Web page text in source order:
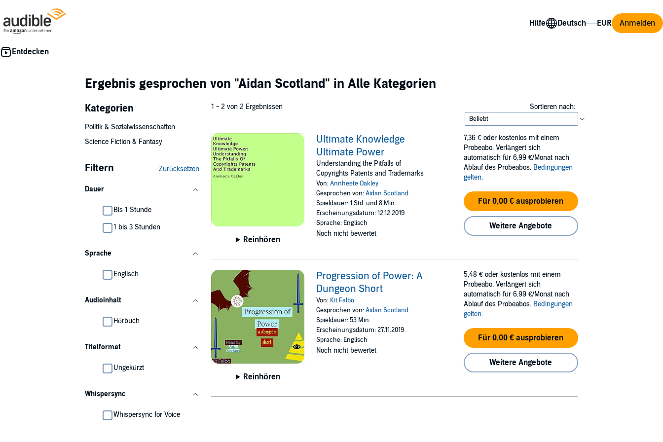
Hilfe Anmelden
Ergebnis gesprochen von "Aidan Scotland" in Alle Kategorien
Kategorien
Politik & Sozialwissenschaften
Science Fiction & Fantasy
Filtern Zurücksetzen
Dauer
Bis 1 Stunde
1 bis 3 Stunden
Sprache
Englisch
Audioinhalt
Hörbuch
Titelformat
Ungekürzt
Whispersync
Whispersync for Voice
1 - 2 von 2 Ergebnissen Sortieren nach:
Reinhören
Ultimate Knowledge
Ultimate Power
Understanding the Pitfalls of
Copyrights Patents and Trademarks
Von:Annheete Oakley
Gesprochen von:Aidan Scotland
Spieldauer: 1 Std. und 8 Min.
Erscheinungsdatum: 12.12.2019
Sprache: Englisch
Noch nicht bewertet
7,36 € oder kostenlos mit einem
Probeabo. Verlängert sich
automatisch für 6,99 €/Monat nach
Ablauf des Probeabos. Bedingungen
gelten.
Für 0,00 € ausprobieren
Weitere Angebote
Reinhören
Progression of Power: A
Dungeon Short
Von: Kit Falbo
Gesprochen von:Aidan Scotland
Spieldauer: 53 Min.
Erscheinungsdatum: 27.11.2019
Sprache: Englisch
Noch nicht bewertet
5,48 € oder kostenlos mit einem
Probeabo. Verlängert sich
automatisch für 6,99 €/Monat nach
Ablauf des Probeabos. Bedingungen
gelten.
Für 0,00 € ausprobieren
Weitere Angebote